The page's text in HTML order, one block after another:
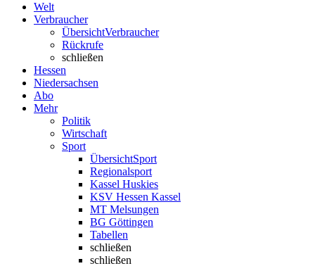
Welt
Verbraucher
ÜbersichtVerbraucher
Rückrufe
schließen
Hessen
Niedersachsen
Abo
Mehr
Politik
Wirtschaft
Sport
ÜbersichtSport
Regionalsport
Kassel Huskies
KSV Hessen Kassel
MT Melsungen
BG Göttingen
Tabellen
schließen
schließen